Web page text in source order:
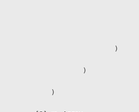
                        )
                )
        )